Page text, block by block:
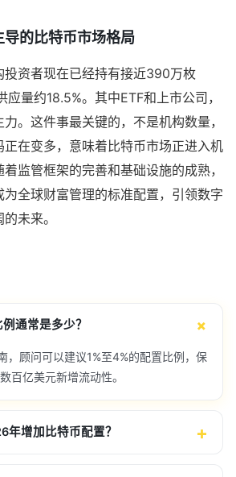
的比特币市场格局
投资者现在已经持有接近390万枚
量约18.5%。其中ETF和上市公司，
。这件事最关键的，不是机构数量，
在变多，意味着比特币市场正进入机
监管框架的完善和基础设施的成熟，
为全球财富管理的标准配置，引领数字
未来。
通常是多少？
，顾问可以建议1%至4%的配置比例，保
百亿美元新增流动性。
年增加比特币配置？